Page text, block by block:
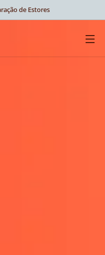
de Estores